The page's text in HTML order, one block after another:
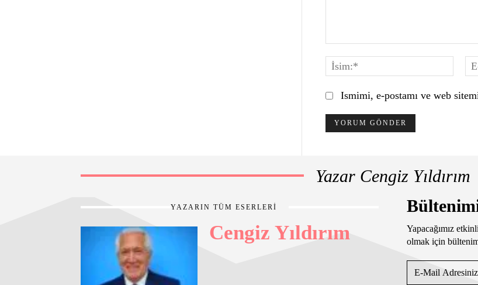
İsim:*
Ismimi, e-postamı ve web
Yazar Cengiz Yıldırım
YAZARIN TÜM ESERLERİ
Cengiz Yıldırım
Yapacağımız
olmak için